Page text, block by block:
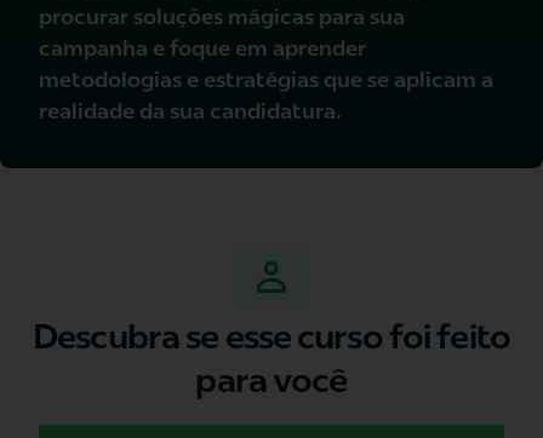
procurar soluções mágicas para sua
campanha e foque em aprender
metodologias e estratégias que se aplicam a
realidade da sua candidatura.
Descubra se esse curso foi feito
para você